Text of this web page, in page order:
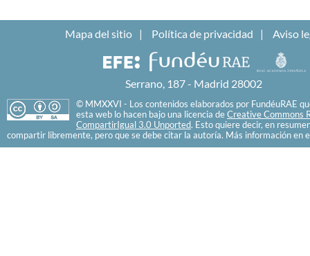
Mapa del sitio Política de privacidad Aviso
Serrano, 187 - Madrid 28002
© MMXXVI - Los contenidos elaborados por FundéuRAE
esta web lo hacen bajo una licencia de Creative Commons
CompartirIgual 3.0 Unported. Esto quiere decir, en
compartir libremente, pero que se debe citar la autoría. Más información en